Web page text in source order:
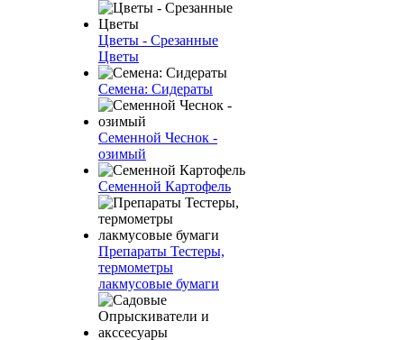
Цветы - Срезанные
Цветы
Семена: Сидераты
Семенной Чеснок -
озимый
Семенной Картофель
Препараты Тестеры,
термометры
лакмусовые бумаги